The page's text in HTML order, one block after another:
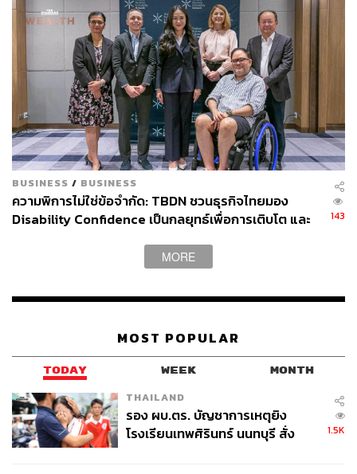
BUSINESS / BUSINESS
ความพิการไม่ใช่ข้อจำกัด: TBDN ชวนธุรกิจไทยมอง
Disability Confidence เป็นกลยุทธ์เพื่อการเติบโต และ
143
MORE
MOST POPULAR
TODAY WEEK MONTH
THAILAND
รอง ผบ.ตร. บัญชาการเหตุยิง
โรงเรียนเทพศิรินทร์ นนทบุรี สั่ง
1.5K